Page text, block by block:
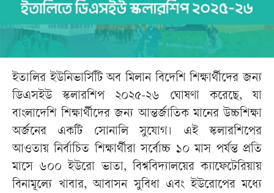
ইতালির ইউনিভার্সিটি অব মিলান বিদেশি শিক্ষার্থীদের জন্য
ডিএসইউ স্কলারশিপ ২০২৫-২৬ ঘোষণা করেছে, যা
বাংলাদেশি শিক্ষার্থীদের জন্য আন্তর্জাতিক মানের উচ্চশিক্ষা
অর্জনের একটি সোনালি সুযোগ। এই স্কলারশিপের
আওতায় নির্বাচিত শিক্ষার্থীরা সর্বোচ্চ ১০ মাস পর্যন্ত প্রতি
মাসে ৬০০ ইউরো ভাতা, বিশ্ববিদ্যালয়ের ক্যাফেটেরিয়ায়
বিনামূল্যে খাবার, আবাসন সুবিধা এবং ইউরোপের মধ্যে